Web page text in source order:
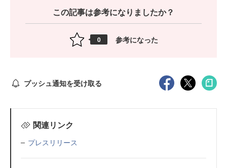
この記事は参考になりましたか？
0 参考になった
プッシュ通知を受け取る
関連リンク
プレスリリース